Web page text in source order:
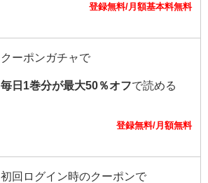
登録無料/月額基本料無料
クーポンガチャで
毎日1巻分が最大50％オフで読める
登録無料/月額無料
初回ログイン時のクーポンで